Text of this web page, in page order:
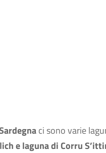
ci sono varie
e laguna di Corru